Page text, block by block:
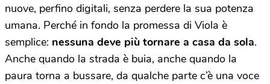
nuove, perfino digitali, senza perdere la sua potenza
umana. Perché in fondo la promessa di Viola è
semplice: nessuna deve più tornare a casa da sola.
Anche quando la strada è buia, anche quando la
paura torna a bussare, da qualche parte c’è una voce